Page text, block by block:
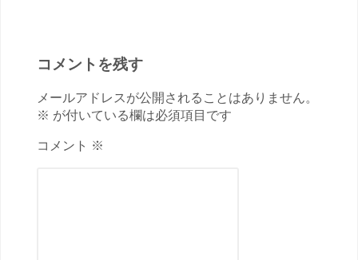
コメントを残す
メールアドレスが公開されることはありません。
※ が付いている欄は必須項目です
コメント ※